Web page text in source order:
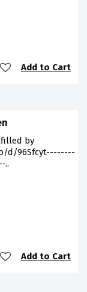
Add to Cart
by
d/96Sfcyt--------
..
Add to Cart